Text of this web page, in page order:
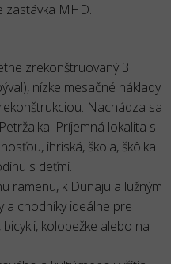
zastávka MHD.
zrekonštruovaný 3
nízke mesačné náklady
Nachádza sa
Príjemná lokalita s
ihriská, škola, škôlka
s deťmi.
ramenu, k Dunaju a lužným
a chodníky ideálne pre
kolobežke alebo na